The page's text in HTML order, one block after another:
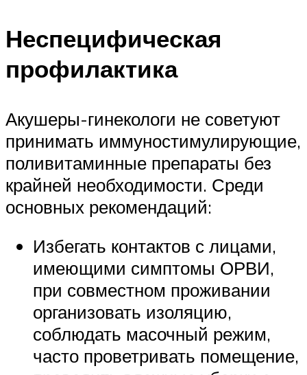
Неспецифическая
профилактика
Акушеры-гинекологи не советуют
принимать иммуностимулирующие,
поливитаминные препараты без
крайней необходимости. Среди
основных рекомендаций:
Избегать контактов с лицами,
имеющими симптомы ОРВИ,
при совместном проживании
организовать изоляцию,
соблюдать масочный режим,
часто проветривать помещение,